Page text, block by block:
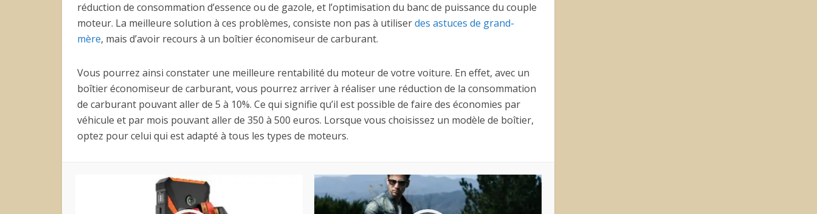
réduction de consommation d’essence ou de gazole, et l’optimisation du banc de puissance du couple
moteur. La meilleure solution à ces problèmes, consiste non pas à utiliserdes astuces de grand-
mère, mais d’avoir recours à un boîtier économiseur de carburant.
Vous pourrez ainsi constater une meilleure rentabilité du moteur de votre voiture. En effet, avec un
boîtier économiseur de carburant, vous pourrez arriver à réaliser une réduction de la consommation
de carburant pouvant aller de 5 à 10%. Ce qui signifie qu’il est possible de faire des économies par
véhicule et par mois pouvant aller de 350 à 500 euros. Lorsque vous choisissez un modèle de boîtier,
optez pour celui qui est adapté à tous les types de moteurs.